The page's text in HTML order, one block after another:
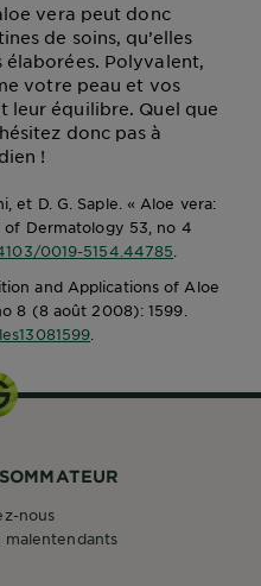
vera peut donc
de soins, qu’elles
élaborées. Polyvalent,
votre peau et vos
leur équilibre. Quel que
donc pas à
!
et D. G. Saple. « Aloe vera:
of Dermatology 53, no 4
0019-5154.44785
and Applications of Aloe
8 (8 août 2008): 1599.
nous
malentendants